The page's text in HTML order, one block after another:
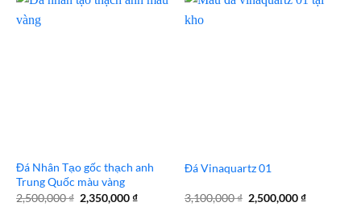
Đá Nhân Tạo gốc thạch anh
Trung Quốc màu vàng
2,500,000₫ Giá
gốc
2,350,000₫Giá
Đá Vinaquartz 01
3,100,000₫ Giá
gốc
2,500,000₫Giá